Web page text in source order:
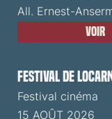
All. Ernest-
Voir
Festival de
Festival cinéma
15 AOÛT 2026